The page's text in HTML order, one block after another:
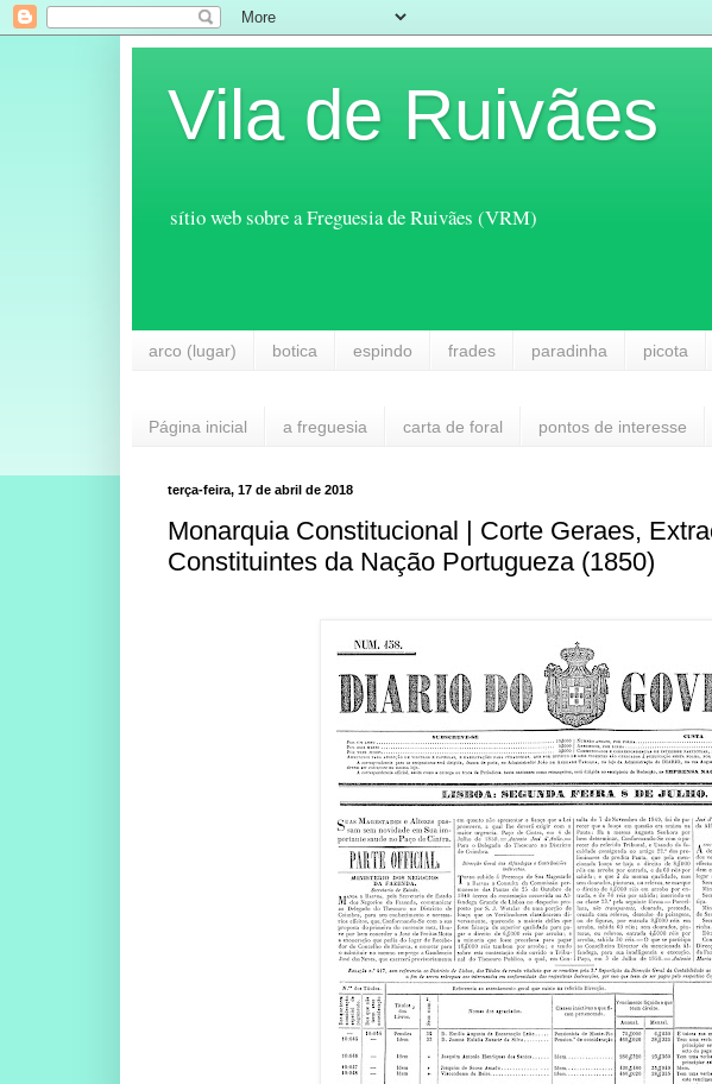
Vila de Ruivães
sítio web sobre a Freguesia de Ruivães (VRM)
arco (lugar) botica espindo frades paradinha picota
Página inicial a freguesia carta de foral pontos de interesse
terça-feira, 17 de abril de 2018
Monarquia Constitucional | Corte Geraes,
Constituintes da Nação Portugueza (1850)